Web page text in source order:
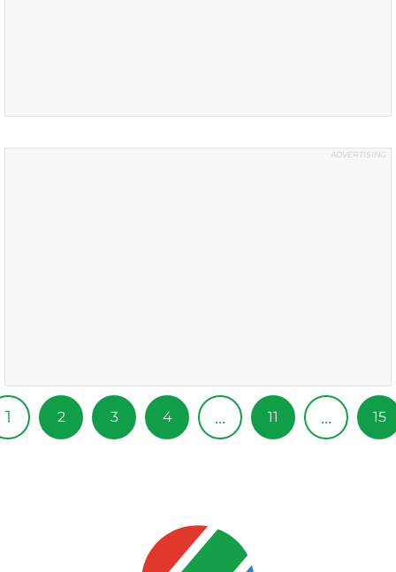
1 2 3 4 ... 11 ... 15